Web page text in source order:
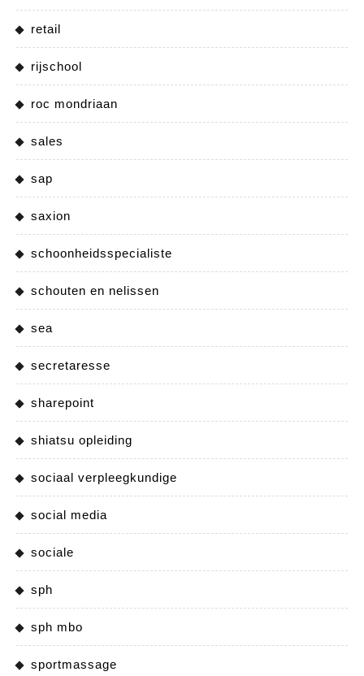
retail
rijschool
roc mondriaan
sales
sap
saxion
schoonheidsspecialiste
schouten en nelissen
sea
secretaresse
sharepoint
shiatsu opleiding
sociaal verpleegkundige
social media
sociale
sph
sph mbo
sportmassage